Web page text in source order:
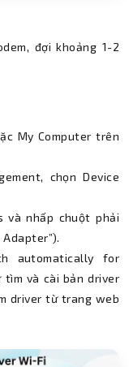
đợi khoảng 1-2
My Computer trên
chọn Device
và nhấp chuột phải
automatically for
và cài bản driver
driver từ trang web